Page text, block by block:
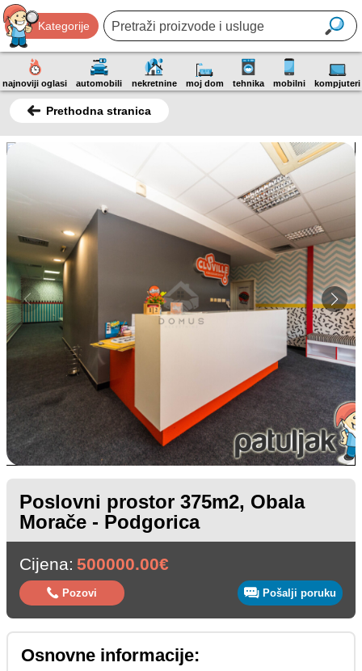
Kategorije
najnoviji oglasi automobili nekretnine moj dom tehnika mobilni kompjuteri
Prethodna stranica
Poslovni prostor 375m2, Obala
Morače - Podgorica
Cijena: 500000.00€
Pozovi Pošalji poruku
Osnovne informacije: